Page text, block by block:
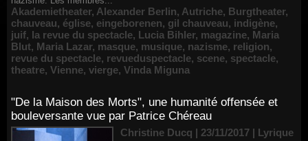
Akademietheater, Alexander Berlin, Autriche, Burgtheater,
chauveau, église, eingeborenen, gil chauveau, indigène,
juif, la revue du spectacle, Lucia Bihler, magazine, Maria
Blut, Maria Lazar, masque, musique, nazisme, religion,
revue du spectacle, revueduspectacle, scene, spectacle,
theatre, Vienne, vierge, Vinda Miguna
"De la Maison des Morts", une humanité offensée et
bouleversante vue par Patrice Chéreau
Christine Ducq | 23/11/2017 | Lyrique